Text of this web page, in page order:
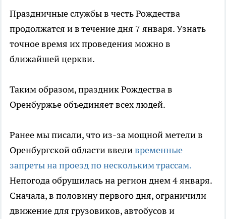
Праздничные службы в честь Рождества
продолжатся и в течение дня 7 января. Узнать
точное время их проведения можно в
ближайшей церкви.
Таким образом, праздник Рождества в
Оренбуржье объединяет всех людей.
Ранее мы писали, что из-за мощной метели в
Оренбургской области ввеливременные
запреты на проезд по нескольким трассам.
Непогода обрушилась на регион днем 4 января.
Сначала, в половину первого дня, ограничили
движение для грузовиков, автобусов и